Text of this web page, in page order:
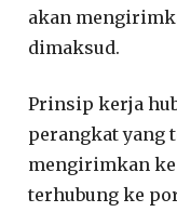
akan
dimaksud.
Prinsip kerja
perangkat yang
mengirimkan
terhubung ke